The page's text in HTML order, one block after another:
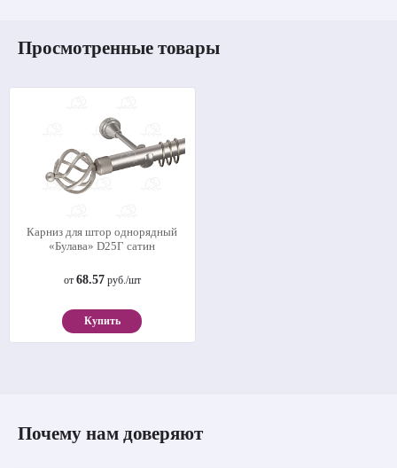
Просмотренные товары
Карниз для штор однорядный
«Булава» D25Г сатин
от 68.57руб./шт
Купить
Почему нам доверяют